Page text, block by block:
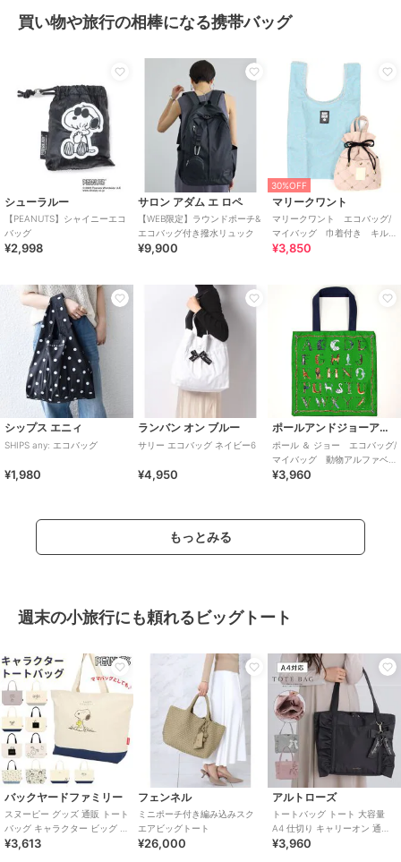
買い物や旅行の相棒になる携帯バッグ
シューラルー
【PEANUTS】シャイニーエコ
バッグ
¥2,998
サロン アダム エ ロペ
【WEB限定】ラウンドポーチ&
エコバッグ付き撥水リュック
¥9,900
30%OFF
マリークワント
マリークワント エコバッグ/
マイバッグ 巾着付き キル
ティング柄
¥3,850
シップス エニィ
SHIPS any: エコバッグ
¥1,980
ランバン オン ブルー
サリー エコバッグ ネイビー6
¥4,950
ポールアンドジョーアクセソワ
ポール ＆ ジョー エコバッグ/
マイバッグ 動物アルファベ
ット 【PAUL&JOE】
¥3,960
もっとみる
週末の小旅行にも頼れるビッグトート
バックヤードファミリー
スヌーピー グッズ 通販 トート
バッグ キャラクター ビッグ レ
ディース キャンバス 布 ファス
¥3,613
フェンネル
ミニポーチ付き編み込みスク
エアビッグトート
¥26,000
アルトローズ
トートバッグ トート 大容量
A4 仕切り キャリーオン 通学
フリル リボン ローズヒップ
¥3,960